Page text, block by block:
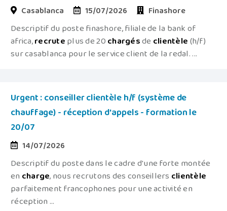
Casablanca 15/07/2026 Finashore
Descriptif du poste finashore, filiale de la bank of
africa,recruteplus de 20chargésde clientèle(h/f)
sur casablanca pour le service client de la redal. ...
Urgent : conseiller clientèle h/f (système de
chauffage) - réception d'appels - formation le
20/07
14/07/2026
Descriptif du poste dans le cadre d'une forte montée
encharge, nous recrutons des conseillers clientèle
parfaitement francophones pour une activité en
réception ...